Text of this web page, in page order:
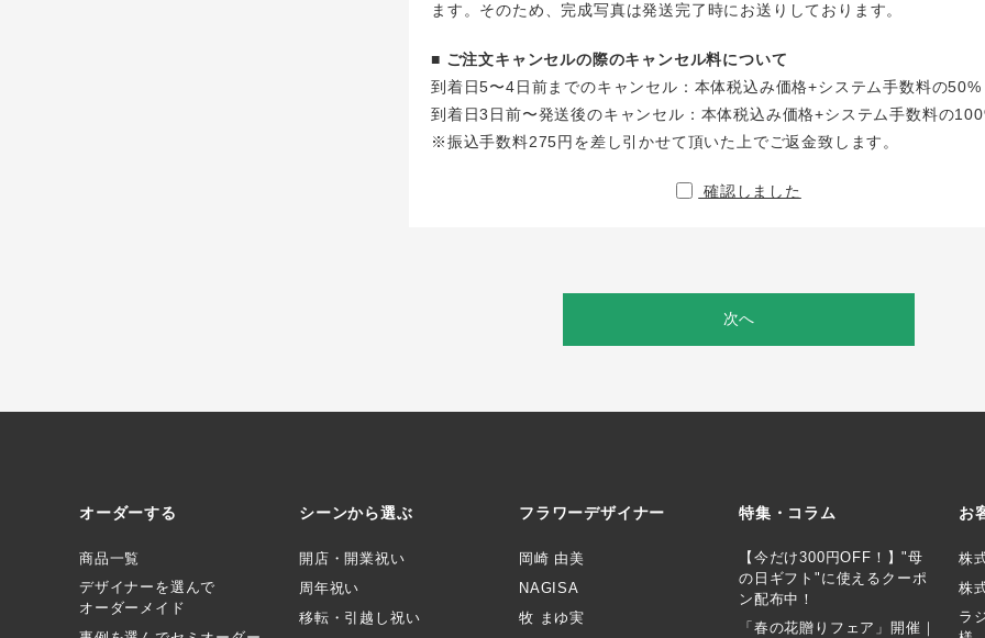
ます。そのため、完成写真は発送完了時にお送りしております。
■ ご注文キャンセルの際のキャンセル料について
到着日5〜4日前までのキャンセル：本体税込み価格+システム手数料の50%
到着日3日前〜発送後のキャンセル：本体税込み価格+システム手数料の
※振込手数料275円を差し引かせて頂いた上でご返金致します。
確認しました
次へ
オーダーする
商品一覧
デザイナーを選んで
オーダーメイド
シーンから選ぶ
開店・開業祝い
周年祝い
移転・引越し祝い
フラワーデザイナー
岡崎 由美
NAGISA
牧 まゆ実
特集・コラム
【今だけ300円OFF！】"母
の日ギフト"に使えるクーポ
ン配布中！
「春の花贈りフェア」開催｜
お
株
株
ラ